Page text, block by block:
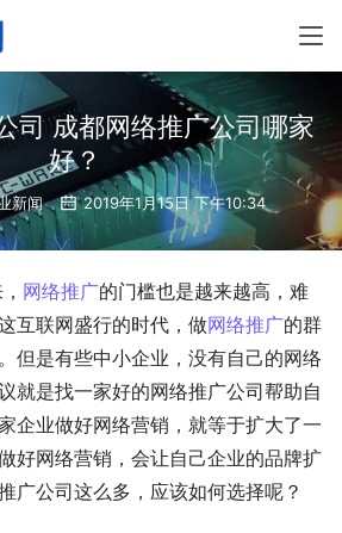
司 成都网络推广公司哪家
好？
新闻 2019年1月15日 下午10:34
网络推广的门槛也是越来越高，难
互联网盛行的时代，做网络推广的群
但是有些中小企业，没有自己的网络
就是找一家好的网络推广公司帮助自
企业做好网络营销，就等于扩大了一
好网络营销，会让自己企业的品牌扩
广公司这么多，应该如何选择呢？